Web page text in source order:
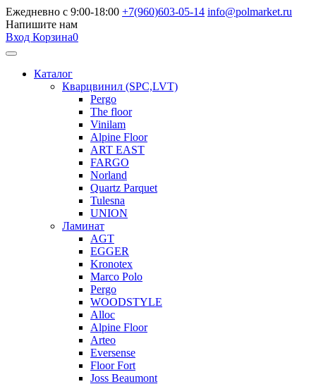
Ежедневно с 9:00-18:00 +7(960)603-05-14 info@polmarket.ru
Напишите нам
Вход Корзина0
Каталог
Кварцвинил (SPC,LVT)
Pergo
The floor
Vinilam
Alpine Floor
ART EAST
FARGO
Norland
Quartz Parquet
Tulesna
UNION
Ламинат
AGT
EGGER
Kronotex
Marco Polo
Pergo
WOODSTYLE
Alloc
Alpine Floor
Arteo
Eversense
Floor Fort
Joss Beaumont